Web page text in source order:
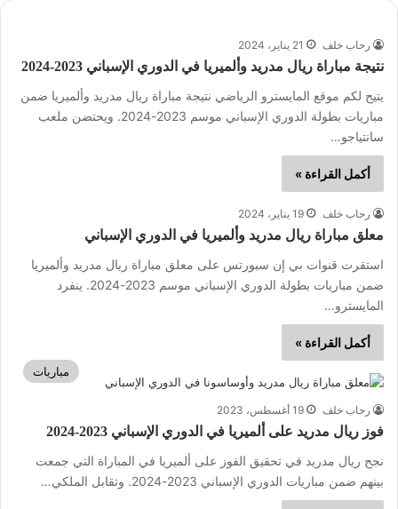
رحاب خلف 21 يناير، 2024
نتيجة مباراة ريال مدريد وألميريا في الدوري الإسباني 2023-2024
يتيح لكم موقع المايسترو الرياضي نتيجة مباراة ريال مدريد وألميريا ضمن
مباريات بطولة الدوري الإسباني موسم 2023-2024. ويحتضن ملعب
سانتياجو…
أكمل القراءة »
رحاب خلف 19 يناير، 2024
معلق مباراة ريال مدريد وألميريا في الدوري الإسباني
استقرت قنوات بي إن سبورتس على معلق مباراة ريال مدريد وألميريا
ضمن مباريات بطولة الدوري الإسباني موسم 2023-2024. ينفرد
المايسترو…
أكمل القراءة »
مباريات
رحاب خلف 19 أغسطس، 2023
فوز ريال مدريد على ألميريا في الدوري الإسباني 2023-2024
نجح ريال مدريد في تحقيق الفوز على ألميريا في المباراة التي جمعت
بينهم ضمن مباريات الدوري الإسباني 2023-2024. وتقابل الملكي…